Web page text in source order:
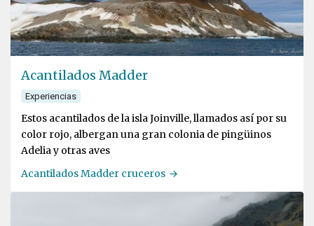
Acantilados Madder
Experiencias
Estos acantilados de la isla Joinville, llamados así por su
color rojo, albergan una gran colonia de pingüinos
Adelia y otras aves
Acantilados Madder cruceros